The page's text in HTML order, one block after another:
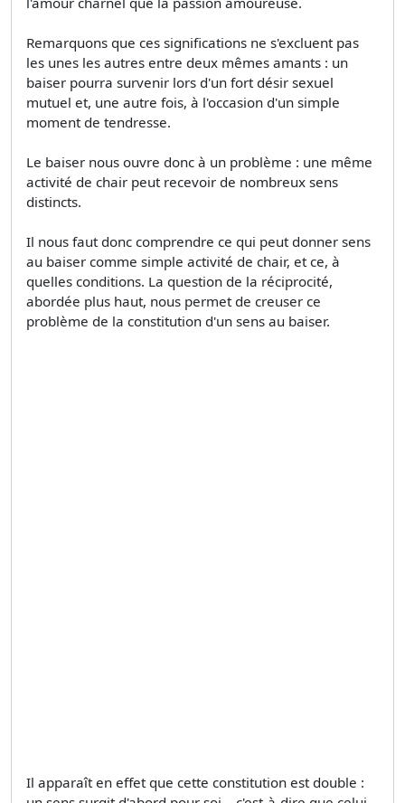
Remarquons que ces significations ne s'excluent pas
les unes les autres entre deux mêmes amants : un
baiser pourra survenir lors d'un fort désir sexuel
mutuel et, une autre fois, à l'occasion d'un simple
moment de tendresse.
Le baiser nous ouvre donc à un problème : une même
activité de chair peut recevoir de nombreux sens
distincts.
Il nous faut donc comprendre ce qui peut donner sens
au baiser comme simple activité de chair, et ce, à
quelles conditions. La question de la réciprocité,
abordée plus haut, nous permet de creuser ce
problème de la constitution d'un sens au baiser.
Il apparaît en effet que cette constitution est double :